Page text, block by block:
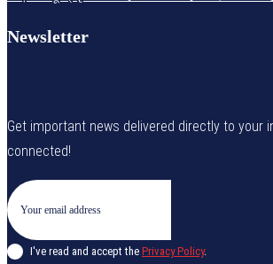
Newsletter
Get important news delivered directly to your
connected!
I've read and accept the Privacy Policy.